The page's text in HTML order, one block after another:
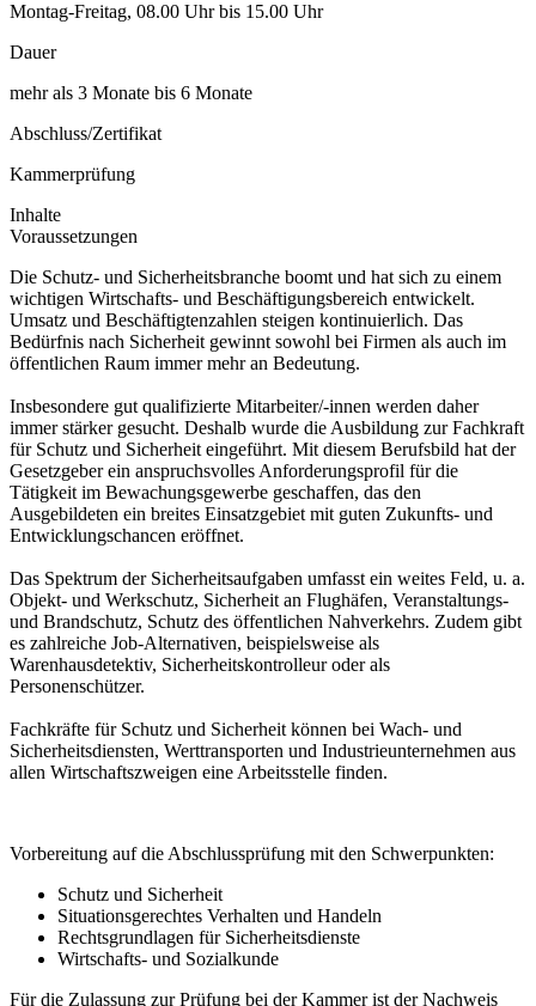
Montag-Freitag, 08.00 Uhr bis 15.00 Uhr
Dauer
mehr als 3 Monate bis 6 Monate
Abschluss/Zertifikat
Kammerprüfung
Inhalte
Voraussetzungen
Die Schutz- und Sicherheitsbranche boomt und hat sich zu einem
wichtigen Wirtschafts- und Beschäftigungsbereich entwickelt.
Umsatz und Beschäftigtenzahlen steigen kontinuierlich. Das
Bedürfnis nach Sicherheit gewinnt sowohl bei Firmen als auch im
öffentlichen Raum immer mehr an Bedeutung.
Insbesondere gut qualifizierte Mitarbeiter/-innen werden daher
immer stärker gesucht. Deshalb wurde die Ausbildung zur Fachkraft
für Schutz und Sicherheit eingeführt. Mit diesem Berufsbild hat der
Gesetzgeber ein anspruchsvolles Anforderungsprofil für die
Tätigkeit im Bewachungsgewerbe geschaffen, das den
Ausgebildeten ein breites Einsatzgebiet mit guten Zukunfts- und
Entwicklungschancen eröffnet.
Das Spektrum der Sicherheitsaufgaben umfasst ein weites Feld, u. a.
Objekt- und Werkschutz, Sicherheit an Flughäfen, Veranstaltungs-
und Brandschutz, Schutz des öffentlichen Nahverkehrs. Zudem gibt
es zahlreiche Job-Alternativen, beispielsweise als
Warenhausdetektiv, Sicherheitskontrolleur oder als
Personenschützer.
Fachkräfte für Schutz und Sicherheit können bei Wach- und
Sicherheitsdiensten, Werttransporten und Industrieunternehmen aus
allen Wirtschaftszweigen eine Arbeitsstelle finden.
Vorbereitung auf die Abschlussprüfung mit den Schwerpunkten:
Schutz und Sicherheit
Situationsgerechtes Verhalten und Handeln
Rechtsgrundlagen für Sicherheitsdienste
Wirtschafts- und Sozialkunde
Für die Zulassung zur Prüfung bei der Kammer ist der Nachweis